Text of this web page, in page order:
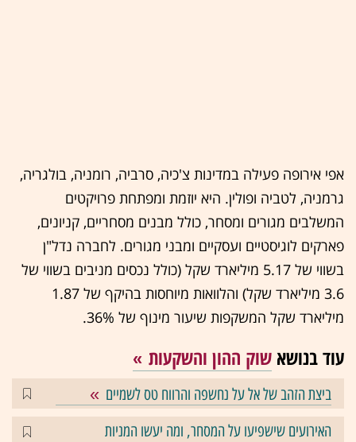
אפי אירופה פעילה במדינות צ'כיה, סרביה, רומניה, בולגריה,
גרמניה, לטביה ופולין. היא יוזמת ומפתחת פרויקטים
המשלבים מגורים ומסחר, כולל מבנים מסחריים, קניונים,
פארקים לוגיסטיים ועסקיים ומבני מגורים. לחברה נדל"ן
בשווי של 5.17 מיליארד שקל (כולל נכסים מניבים בשווי של
3.6 מיליארד שקל) והלוואות מיוחסות בהיקף של 1.87
מיליארד שקל המשקפות שיעור מינוף של 36%.
עוד בנושא שוק ההון והשקעות
ביצת הזהב של אל על נחשפה והרווח טס לשמיים
האירועים שישפיעו על המסחר, ומה יעשו המניות